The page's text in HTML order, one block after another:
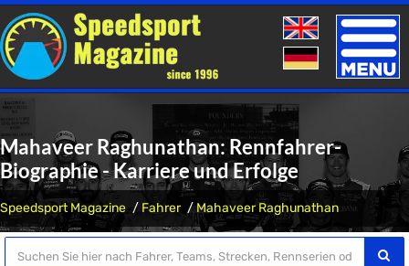
Toggle
Mahaveer Raghunathan: Rennfahrer-
Biographie - Karriere und Erfolge
Speedsport Magazine Fahrer Mahaveer Raghunathan